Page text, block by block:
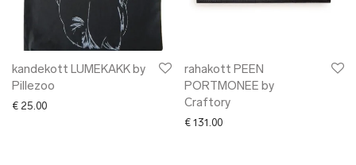
kandekott LUMEKAKK by
Pillezoo
€ 25.00
rahakott PEEN
PORTMONEE by
Craftory
€ 131.00